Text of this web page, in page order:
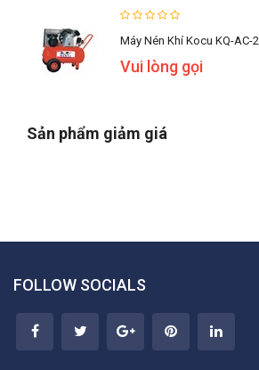
Máy Nén Khí Kocu KQ-AC-
Vui lòng gọi
Sản phẩm giảm giá
FOLLOW SOCIALS